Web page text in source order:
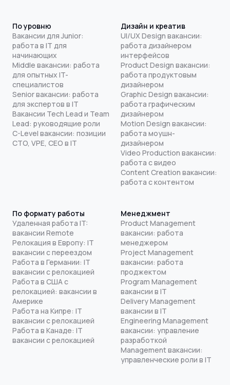
По уровню
Вакансии для Junior:
работа в IT для
начинающих
Middle вакансии: работа
для опытных IT-
специалистов
Senior вакансии: работа
для экспертов в IT
Вакансии Tech Lead и Team
Lead: руководящие роли
C-Level вакансии: позиции
CTO, VPE, CEO в IT
Дизайн и креатив
UI/UX Design вакансии:
работа дизайнером
интерфейсов
Product Design вакансии:
работа продуктовым
дизайнером
Graphic Design вакансии:
работа графическим
дизайнером
Motion Design вакансии:
работа моушн-
дизайнером
Video Production вакансии:
работа с видео
Content Creation вакансии:
работа с контентом
По формату работы
Удаленная работа IT:
вакансии Remote
Релокация в Европу: IT
вакансии с переездом
Работа в Германии: IT
вакансии с релокацией
Работа в США с
релокацией: вакансии в
Америке
Работа на Кипре: IT
вакансии с релокацией
Работа в Канаде: IT
вакансии с релокацией
Менеджмент
Product Management
вакансии: работа
менеджером
Project Management
вакансии: работа
проджектом
Program Management
вакансии в IT
Delivery Management
вакансии в IT
Engineering Management
вакансии: управление
разработкой
Management вакансии:
управленческие роли в IT